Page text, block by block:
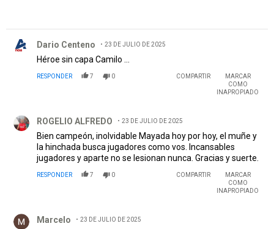
Dario Centeno 23 DE JULIO DE 2025
Héroe sin capa Camilo ...
RESPONDER 7 0 COMPARTIR
MARCAR
COMO
INAPROPIADO
ROGELIO ALFREDO 23 DE JULIO DE 2025
Bien campeón, inolvidable Mayada hoy por hoy, el muñe y
la hinchada busca jugadores como vos. Incansables
jugadores y aparte no se lesionan nunca. Gracias y suerte.
RESPONDER 7 0 COMPARTIR
MARCAR
COMO
INAPROPIADO
Marcelo 23 DE JULIO DE 2025